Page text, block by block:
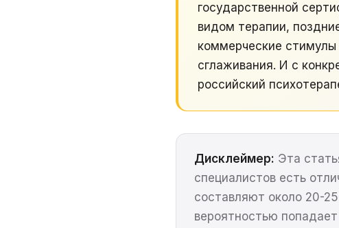
государственной
видом терапии,
коммерческие
сглаживания. И с
российский
Дисклеймер: Эта
специалистов есть
составляют около 20-
вероятностью